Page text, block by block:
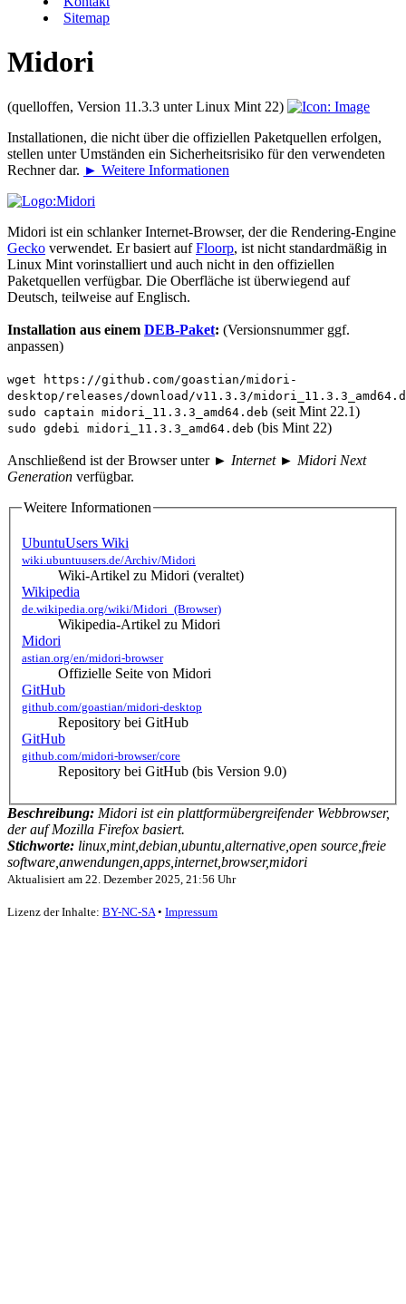
Sitemap
Midori
(quelloffen, Version 11.3.3 unter Linux Mint 22)
Installationen, die nicht über die offiziellen Paketquellen erfolgen,
stellen unter Umständen ein Sicherheitsrisiko für den verwendeten
Rechner dar. ► Weitere Informationen
Midori ist ein schlanker Internet-Browser, der die Rendering-Engine
Gecko verwendet. Er basiert aufFloorp, ist nicht standardmäßig in
Linux Mint vorinstalliert und auch nicht in den offiziellen
Paketquellen verfügbar. Die Oberfläche ist überwiegend auf
Deutsch, teilweise auf Englisch.
Installation aus einem DEB-Paket: (Versionsnummer ggf.
anpassen)
wget https://github.com/goastian/midori-
desktop/releases/download/v11.3.3/
sudo captain midori_11.3.3_amd64.deb (seit Mint 22.1)
sudo gdebi midori_11.3.3_amd64.deb (bis Mint 22)
Anschließend ist der Browser unter ► Internet ► Midori Next
Generation verfügbar.
Weitere Informationen
UbuntuUsers Wiki
wiki.ubuntuusers.de/Archiv/Midori
Wiki-Artikel zu Midori (veraltet)
Wikipedia
de.wikipedia.org/wiki/Midori_(Browser)
Wikipedia-Artikel zu Midori
Midori
astian.org/en/midori-browser
Offizielle Seite von Midori
GitHub
github.com/goastian/midori-desktop
Repository bei GitHub
GitHub
github.com/midori-browser/core
Repository bei GitHub (bis Version 9.0)
Beschreibung: Midori ist ein plattformübergreifender Webbrowser,
der auf Mozilla Firefox basiert.
Stichworte: linux,mint,debian,ubuntu,alternative,open source,freie
software,anwendungen,apps,internet,browser,midori
Aktualisiert am 22. Dezember 2025, 21:56 Uhr
Lizenz der Inhalte: BY-NC-SA• Impressum